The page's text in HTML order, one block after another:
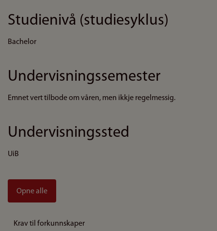
Studienivå (studiesyklus)
Bachelor
Undervisningssemester
Emnet vert tilbode om våren, men ikkje regelmessig.
Undervisningssted
UiB
Opne alle
Krav til forkunnskaper